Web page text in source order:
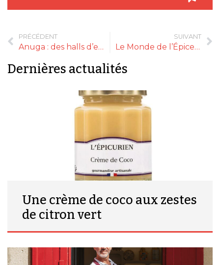
PRÉCÉDENT
Anuga : des halls d’exposition qui affichent complet et regorgent de marchandises
SUIVANT
Le Monde de l’Épicerie Fine se développe à l’international
Dernières actualités
Une crème de coco aux zestes
de citron vert